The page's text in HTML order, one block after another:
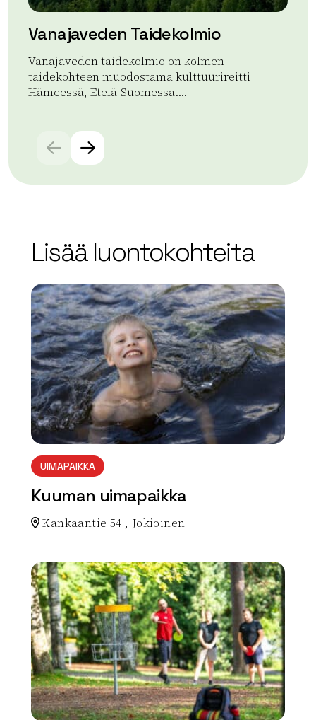
Vanajaveden Taidekolmio
Vanajaveden taidekolmio on kolmen
taidekohteen muodostama kulttuurireitti
Hämeessä, Etelä-Suomessa....
Lisää luontokohteita
array(0) { }
UIMAPAIKKA
Kuuman uimapaikka
Kankaantie 54 , Jokioinen
array(0) { }